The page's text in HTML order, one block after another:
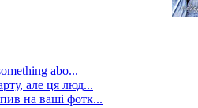
abo...
але ця люд...
на ваші фотк...